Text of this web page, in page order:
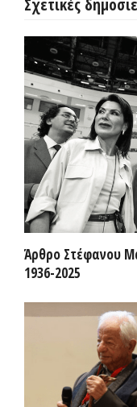
Άρθρο Στέφανου
1936-2025